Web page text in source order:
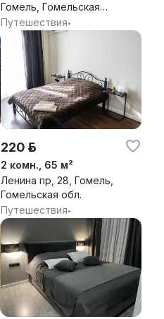
Гомель, Гомельская
обл.
Путешествия•
220 р.
2 комн., 65 м²
Ленина пр, 28, Гомель,
Гомельская обл.
Путешествия•